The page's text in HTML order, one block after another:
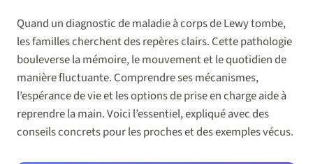
Quand un diagnostic de maladie à corps de Lewy tombe,
les familles cherchent des repères clairs. Cette pathologie
bouleverse la mémoire, le mouvement et le quotidien de
manière fluctuante. Comprendre ses mécanismes,
l’espérance de vie et les options de prise en charge aide à
reprendre la main. Voici l’essentiel, expliqué avec des
conseils concrets pour les proches et des exemples vécus.